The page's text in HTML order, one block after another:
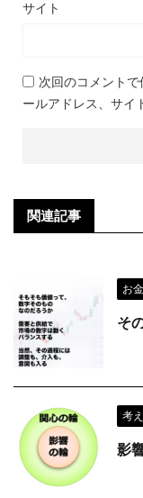
サイト
次回のコメント
ールアドレス、サイ
関連記事
お
そ
考
影